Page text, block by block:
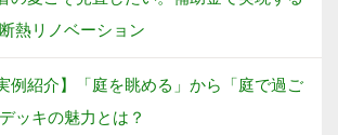
熱リノベーション
実例紹介】「庭を眺める」から「庭で過ご
ッキの魅力とは？